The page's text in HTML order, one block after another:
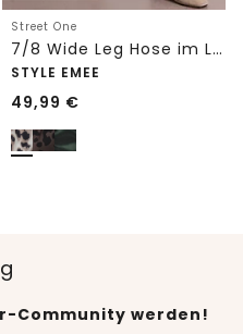
Street One
7/8 Wide Leg Hose im Loose Fit mit Print
STYLE EMEE
49,99 €
Community werden!